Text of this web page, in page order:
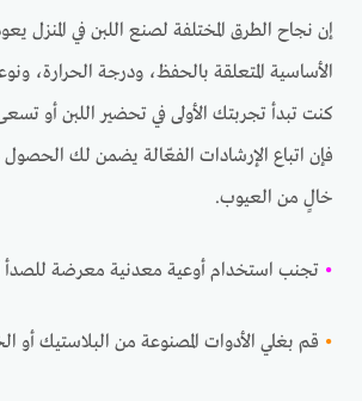
إن نجاح الطرق المختلفة لصنع اللبن في المنزل
الأساسية المتعلقة بالحفظ، ودرجة الحرارة،
كنت تبدأ تجربتك الأولى في تحضير اللبن أو
فإن اتباع الإرشادات الفعّالة يضمن لك
خالٍ من العيوب.
• تجنب استخدام أوعية معدنية معرضة للصدأ
• قم بغلي الأدوات المصنوعة من البلاستيك أو